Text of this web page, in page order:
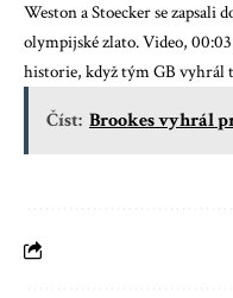
Weston a Stoecker se
olympijské zlato. Video,
historie, když tým GB vyhrál
Číst: Brookes vyhrál